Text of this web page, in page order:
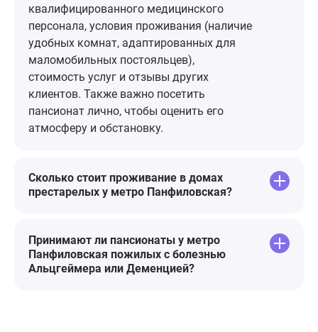
квалифицированного медицинского
персонала, условия проживания (наличие
удобных комнат, адаптированных для
маломобильных постояльцев),
стоимость услуг и отзывы других
клиентов. Также важно посетить
пансионат лично, чтобы оценить его
атмосферу и обстановку.
Сколько стоит проживание в домах
престарелых у метро Панфиловская?
Принимают ли пансионаты у метро
Панфиловская пожилых с болезнью
Альцгеймера или Деменцией?